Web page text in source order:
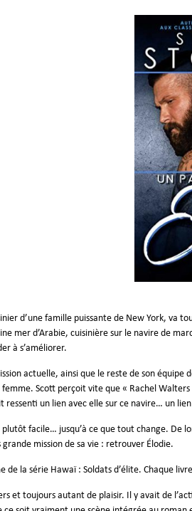
d’une famille puissante de New York, va
mer d’Arabie, cuisinière sur le navire de
à s’améliorer.
actuelle, ainsi que le reste de son
Scott perçoit vite que « Rachel
ressenti un lien avec elle sur ce navire… un
plutôt facile… jusqu’à ce que tout change.
mission de sa vie : retrouver Élodie.
la série Hawaï : Soldats d’élite. Chaque
et toujours autant de plaisir. Il y avait de